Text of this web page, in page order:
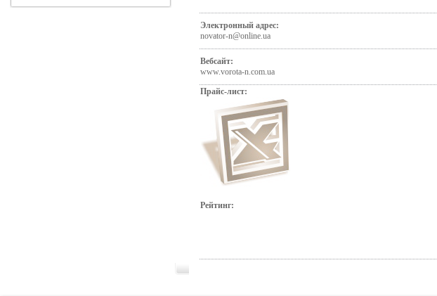
Электронный адрес:
novator-n@online.ua
Вебсайт:
www.vorota-n.com.ua
Прайс-лист:
Рейтинг: